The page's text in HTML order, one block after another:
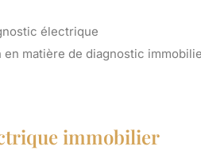
électrique
en matière de diagnostic
immobilier